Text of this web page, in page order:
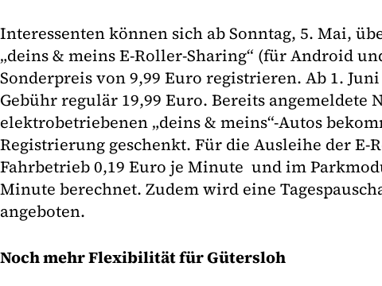
Interessenten können sich ab Sonntag, 5. Mai,
„deins & meins E-Roller-Sharing“ (für Android
Sonderpreis von 9,99 Euro registrieren. Ab 1.
Gebühr regulär 19,99 Euro. Bereits angemeldete
elektrobetriebenen „deins & meins“-Autos
Registrierung geschenkt. Für die Ausleihe der E-
Fahrbetrieb 0,19 Euro je Minute und im
Minute berechnet. Zudem wird eine
angeboten.
Noch mehr Flexibilität für Gütersloh